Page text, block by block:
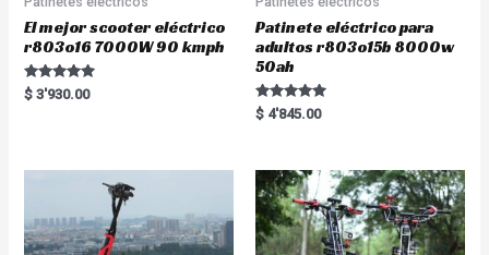
El mejor scooter eléctrico
r803o16 7000W 90 kmph
Rated
5.00
$ 3'930.00
Patinete eléctrico para
adultos r803o15b 8000w
50ah
Rated
5.00
$ 4'845.00